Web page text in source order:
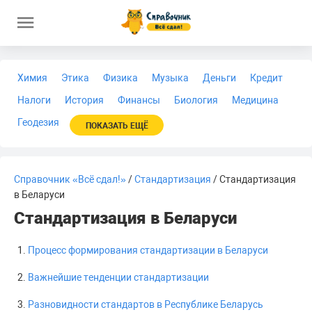
Химия Этика Физика Музыка Деньги
Кредит
Налоги
История Финансы Биология
Медицина
Геодезия
ПОКАЗАТЬ ЕЩЁ
Справочник «Всё сдал!»/Стандартизация / Стандартизация
в Беларуси
Стандартизация в Беларуси
Процесс формирования стандартизации в Беларуси
Важнейшие тенденции стандартизации
Разновидности стандартов в Республике Беларусь